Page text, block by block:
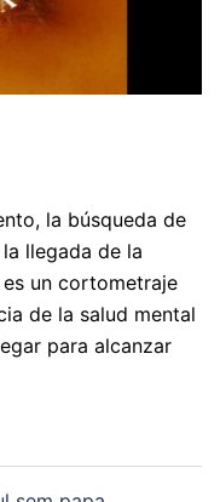
la búsqueda de
llegada de la
un cortometraje
de la salud mental
para alcanzar